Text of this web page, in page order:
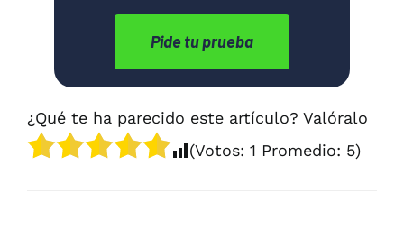
Pide tu prueba
¿Qué te ha parecido este artículo? Valóralo
(Votos: 1 Promedio: 5)